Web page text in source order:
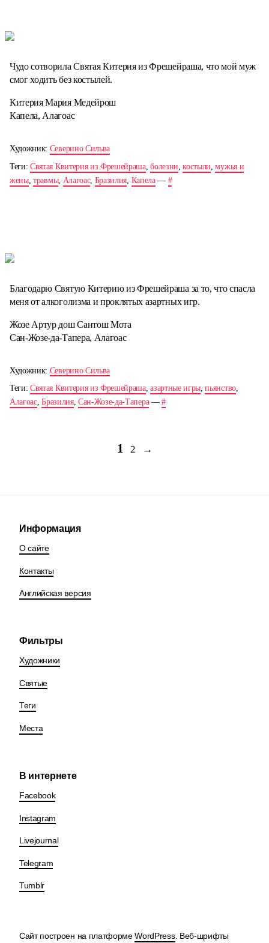
Чудо сотворила Святая Китерия из Фрешейраша, что мой муж
смог ходить без костылей.
Китерия Мария Медейрош
Капела, Алагоас
Художник: Северино Сильва
Теги:Святая Квитерия из Фрешейраша,болезни,костыли,мужья и
жены,травмы, Алагоас, Бразилия, Капела— #
Благодарю Святую Китерию из Фрешейраша за то, что спасла
меня от алкоголизма и проклятых азартных игр.
Жозе Артур дош Сантош Мота
Сан-Жозе-да-Тапера, Алагоас
Художник: Северино Сильва
Теги:Святая Квитерия из Фрешейраша,азартные игры,пьянство,
Алагоас,Бразилия, Сан-Жозе-да-Тапера—#
1 2 →
Информация
О сайте
Контакты
Английская версия
Фильтры
Художники
Святые
Теги
Места
В интернете
Facebook
Instagram
Livejournal
Telegram
Tumblr
Сайт построен на платформеWordPress. Веб-шрифты